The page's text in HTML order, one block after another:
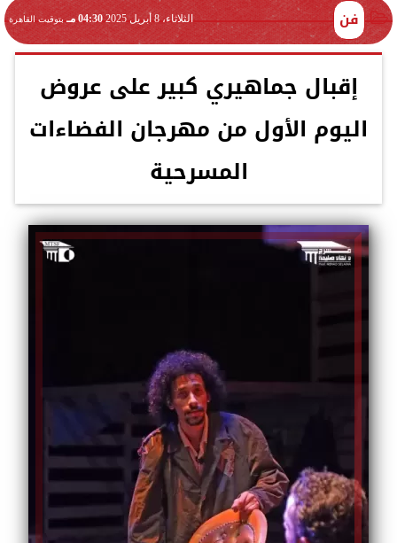
فن الثلاثاء، 8 أبريل 2025 04:30 مـ بتوقيت القاهرة
إقبال جماهيري كبير على عروض
اليوم الأول من مهرجان الفضاءات
المسرحية